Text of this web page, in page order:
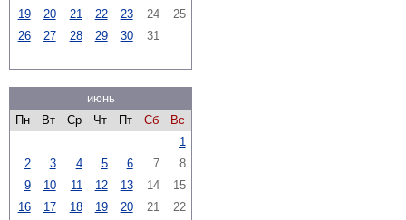
19
20 21 22 23 24
25
26
27 28 29 30 31
июнь
Пн
Вт Ср Чт Пт Сб
Вс
1
2
3 4 5 6 7
8
9
10 11 12 13 14
15
16
17 18 19 20 21
22